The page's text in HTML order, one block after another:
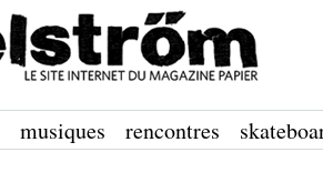
musiques rencontres